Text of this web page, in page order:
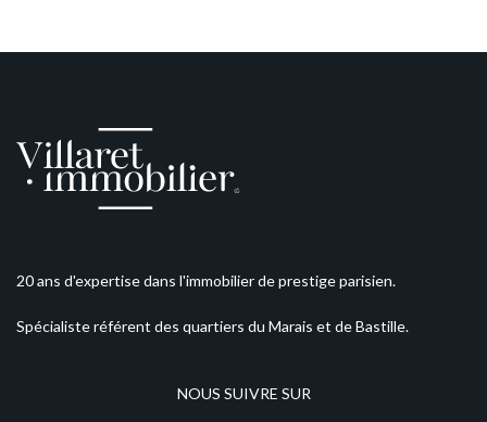
20 ans d'expertise dans l'immobilier de prestige parisien.
Spécialiste référent des quartiers du Marais et de Bastille.
NOUS SUIVRE SUR